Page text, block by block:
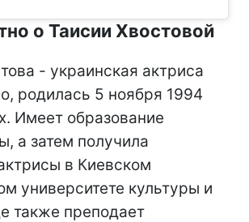
о Таисии Хвостовой
- украинская актриса
родилась 5 ноября 1994
Имеет образование
а затем получила
в Киевском
университете культуры и
также преподает